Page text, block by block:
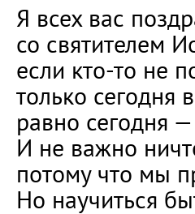
Я всех вас
со святителем
если кто-то не
только сегодня
равно сегодня
И не важно
потому что мы
Но научиться